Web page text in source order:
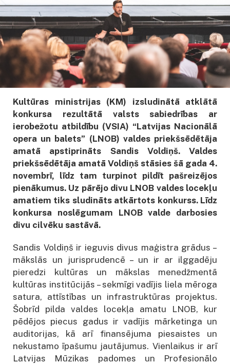
Kultūras ministrijas (KM) izsludinātā atklātā
konkursa rezultātā valsts sabiedrības ar
ierobežotu atbildību (VSIA) “Latvijas Nacionālā
opera un balets” (LNOB) valdes priekšsēdētāja
amatā apstiprināts Sandis Voldiņš. Valdes
priekšsēdētāja amatā Voldiņš stāsies šā gada 4.
novembrī, līdz tam turpinot pildīt pašreizējos
pienākumus. Uz pārējo divu LNOB valdes locekļu
amatiem tiks sludināts atkārtots konkurss. Līdz
konkursa noslēgumam LNOB valde darbosies
divu cilvēku sastāvā.
Sandis Voldiņš ir ieguvis divus maģistra grādus –
mākslās un jurisprudencē – un ir ar ilggadēju
pieredzi kultūras un mākslas menedžmentā
kultūras institūcijās – sekmīgi vadījis liela mēroga
satura, attīstības un infrastruktūras projektus.
Šobrīd pilda valdes locekļa amatu LNOB, kur
pēdējos piecus gadus ir vadījis mārketinga un
auditorijas, kā arī finansējuma piesaistes un
nekustamo īpašumu jautājumus. Vienlaikus ir arī
Latvijas Mūzikas padomes un Profesionālo